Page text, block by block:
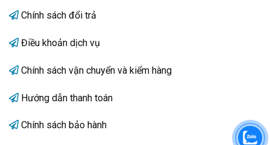
Chính sách đổi trả
Điều khoản dịch vụ
Chính sách vận chuyển và kiểm hàng
Hướng dẫn thanh toán
Chính sách bảo hành